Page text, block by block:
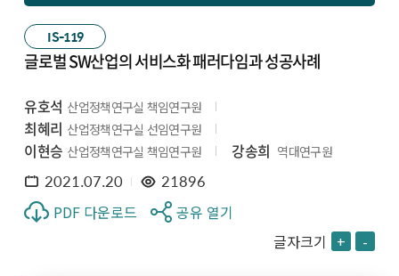
IS-119
글로벌 SW산업의 서비스화 패러다임과 성공사례
유호석 산업정책연구실 책임연구원
최혜리 산업정책연구실 선임연구원
이현승 산업정책연구실 책임연구원 강송희 역대연구원
2021.07.20 21896
PDF 다운로드
공유 열기
글자크기 + -